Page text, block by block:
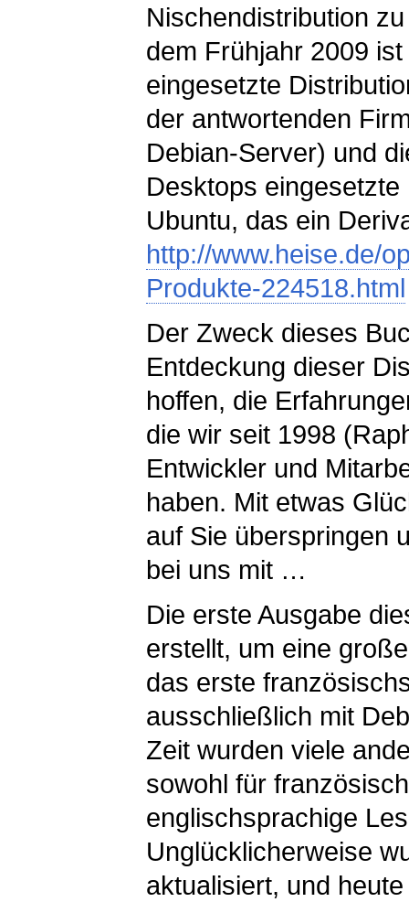
Nischendistribution
dem Frühjahr 2009
eingesetzte
der antwortenden
Debian-Server) und
Desktops
Ubuntu, das ein
http://www.heise.de/
Produkte-224518.html
Der Zweck dieses
Entdeckung dieser
hoffen, die
die wir seit 1998
Entwickler und
haben. Mit etwas
auf Sie überspringen
bei uns mit …
Die erste Ausgabe
erstellt, um eine
das erste
ausschließlich mit
Zeit wurden viele
sowohl für
englischsprachige
Unglücklicherweise
aktualisiert, und